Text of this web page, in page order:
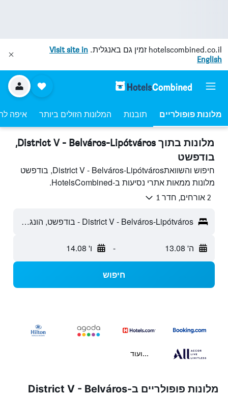
hotelscombined.co.il זמין גם באנגלית. Visit site in
English
מלונות פופולריים תובנות המלונות הזולים ביותר איפה
מלונות בתוך District V - Belváros-Lipótváros,
בודפשט
חיפוש והשוואתDistrict V - Belváros-Lipótváros, בודפשט
מלונות ממאות אתרי נסיעות ב-HotelsCombined.
2 אורחים, חדר 1
District V - Belváros-Lipótváros - בודפשט, הונגריה
ה' 13.08 - ו' 14.08
חיפוש
...ועוד
מלונות פופולריים בDistrict V - Belváros-